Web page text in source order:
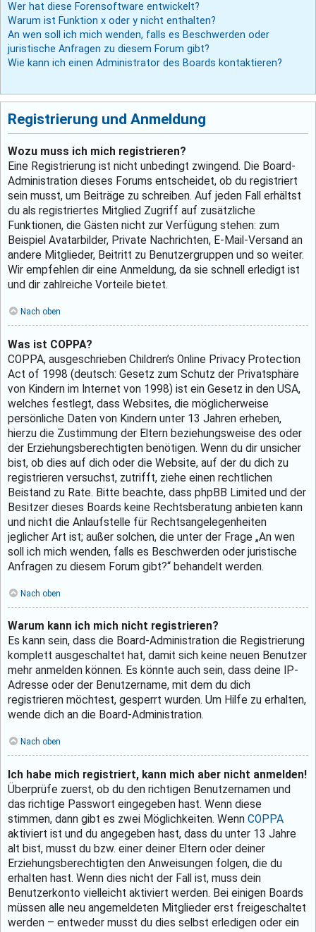
Wer hat diese Forensoftware entwickelt?
Warum ist Funktion x oder y nicht enthalten?
An wen soll ich mich wenden, falls es Beschwerden oder
juristische Anfragen zu diesem Forum gibt?
Wie kann ich einen Administrator des Boards kontaktieren?
Registrierung und Anmeldung
Wozu muss ich mich registrieren?
Eine Registrierung ist nicht unbedingt zwingend. Die Board-
Administration dieses Forums entscheidet, ob du registriert
sein musst, um Beiträge zu schreiben. Auf jeden Fall erhältst
du als registriertes Mitglied Zugriff auf zusätzliche
Funktionen, die Gästen nicht zur Verfügung stehen: zum
Beispiel Avatarbilder, Private Nachrichten, E-Mail-Versand an
andere Mitglieder, Beitritt zu Benutzergruppen und so weiter.
Wir empfehlen dir eine Anmeldung, da sie schnell erledigt ist
und dir zahlreiche Vorteile bietet.
Nach oben
Was ist COPPA?
COPPA, ausgeschrieben Children’s Online Privacy Protection
Act of 1998 (deutsch: Gesetz zum Schutz der Privatsphäre
von Kindern im Internet von 1998) ist ein Gesetz in den USA,
welches festlegt, dass Websites, die möglicherweise
persönliche Daten von Kindern unter 13 Jahren erheben,
hierzu die Zustimmung der Eltern beziehungsweise des oder
der Erziehungsberechtigten benötigen. Wenn du dir unsicher
bist, ob dies auf dich oder die Website, auf der du dich zu
registrieren versuchst, zutrifft, ziehe einen rechtlichen
Beistand zu Rate. Bitte beachte, dass phpBB Limited und der
Besitzer dieses Boards keine Rechtsberatung anbieten kann
und nicht die Anlaufstelle für Rechtsangelegenheiten
jeglicher Art ist; außer solchen, die unter der Frage „An wen
soll ich mich wenden, falls es Beschwerden oder juristische
Anfragen zu diesem Forum gibt?“ behandelt werden.
Nach oben
Warum kann ich mich nicht registrieren?
Es kann sein, dass die Board-Administration die Registrierung
komplett ausgeschaltet hat, damit sich keine neuen Benutzer
mehr anmelden können. Es könnte auch sein, dass deine IP-
Adresse oder der Benutzername, mit dem du dich
registrieren möchtest, gesperrt wurden. Um Hilfe zu erhalten,
wende dich an die Board-Administration.
Nach oben
Ich habe mich registriert, kann mich aber nicht anmelden!
Überprüfe zuerst, ob du den richtigen Benutzernamen und
das richtige Passwort eingegeben hast. Wenn diese
stimmen, dann gibt es zwei Möglichkeiten. Wenn COPPA
aktiviert ist und du angegeben hast, dass du unter 13 Jahre
alt bist, musst du bzw. einer deiner Eltern oder deiner
Erziehungsberechtigten den Anweisungen folgen, die du
erhalten hast. Wenn dies nicht der Fall ist, muss dein
Benutzerkonto vielleicht aktiviert werden. Bei einigen Boards
müssen alle neu angemeldeten Mitglieder erst freigeschaltet
werden – entweder musst du dies selbst erledigen oder ein